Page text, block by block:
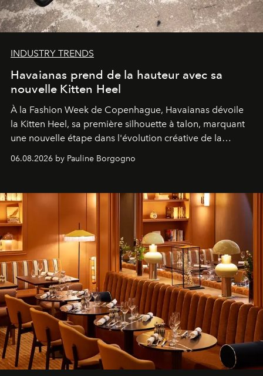
INDUSTRY TRENDS
Havaianas prend de la hauteur avec sa
nouvelle Kitten Heel
À la Fashion Week de Copenhague, Havaianas dévoile
la Kitten Heel, sa première silhouette à talon, marquant
une nouvelle étape dans l'évolution créative de la
06.08.2026 by Pauline Borgogno